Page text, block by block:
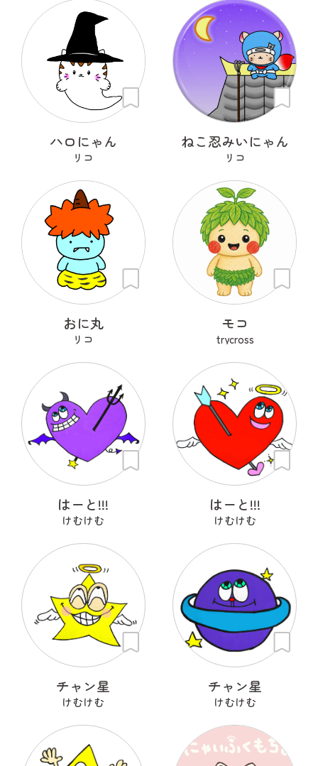
ハロにゃん
リコ
ねこ忍みいにゃん
リコ
おに丸
リコ
モコ
trycross
はーと!!!
けむけむ
はーと!!!
けむけむ
チャン星
けむけむ
チャン星
けむけむ